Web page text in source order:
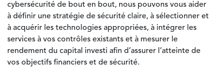
cybersécurité de bout en bout, nous pouvons vous aider
à définir une stratégie de sécurité claire, à sélectionner et
à acquérir les technologies appropriées, à intégrer les
services à vos contrôles existants et à mesurer le
rendement du capital investi afin d’assurer l’atteinte de
vos objectifs financiers et de sécurité.